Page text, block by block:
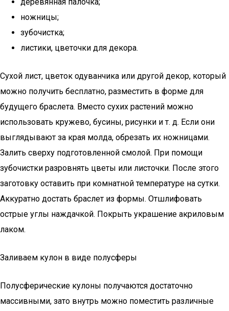
ножницы;
зубочистка;
листики, цветочки для декора.
Сухой лист, цветок одуванчика или другой декор, который
можно получить бесплатно, разместить в форме для
будущего браслета. Вместо сухих растений можно
использовать кружево, бусины, рисунки и т. д. Если они
выглядывают за края молда, обрезать их ножницами.
Залить сверху подготовленной смолой. При помощи
зубочистки разровнять цветы или листочки. После этого
заготовку оставить при комнатной температуре на сутки.
Аккуратно достать браслет из формы. Отшлифовать
острые углы наждачкой. Покрыть украшение акриловым
лаком.
Заливаем кулон в виде полусферы
Полусферические кулоны получаются достаточно
массивными, зато внутрь можно поместить различные